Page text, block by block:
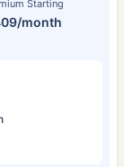
Starting
month